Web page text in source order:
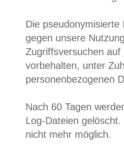
Die
gegen unsere
Zugriffsversuchen
vorbehalten, unter
personenbezogenen
Nach 60 Tagen
Log-Dateien
nicht mehr möglich.